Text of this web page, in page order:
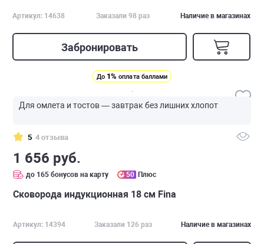
Артикул: 14638 Заказали 98 раз Наличие в магазинах
Забронировать
До 1% оплата баллами
Для омлета и тостов — завтрак без лишних хлопот
5 4 отзыва
1 656 руб.
до 165 бонусов на карту 50 Плюс
Сковорода индукционная 18 см Fina
Артикул: 14394 Заказали 126 раз Наличие в магазинах